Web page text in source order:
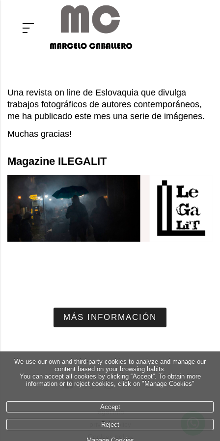
Una revista on line de Eslovaquia que divulga
trabajos fotográficos de autores contemporáneos,
me ha publicado este mes una serie de imágenes.
Muchas gracias!
Magazine ILEGALIT
MÁS INFORMACIÓN
legal info
privacy policy
Cookies policy
We use our own and third-party cookies to analyze and manage our
content based on your browsing habits.
You can accept all cookies by clicking “Accept”. To obtain more
information or to reject cookies, click on "Manage Cookies"
Accept
Reject